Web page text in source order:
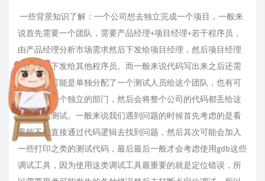
一些背景知识了解：一个公司想去独立完成一个项目，一般来
说首先需要一个团队，需要产品经理+项目经理+若干程序员，
由产品经理分析市场需求然后下发给项目经理，然后项目经理
再将任务下发给其他程序员。而一般来说代码写出来之后还需
要测试，可能是单独分配了一个测试人员给这个团队，也有可
能测试是一个独立的部门，然后会将整个公司的代码都丢给这
个部门去测试。一般来说我们遇到问题的时候首先考虑的是看
看能不能直接通过代码逻辑去找到问题，然后其次可能会加入
一些打印之类的测试代码，最后最后一般才会考虑使用gdb这些
调试工具，因为使用这类调试工具最重要的就是定位错误，所